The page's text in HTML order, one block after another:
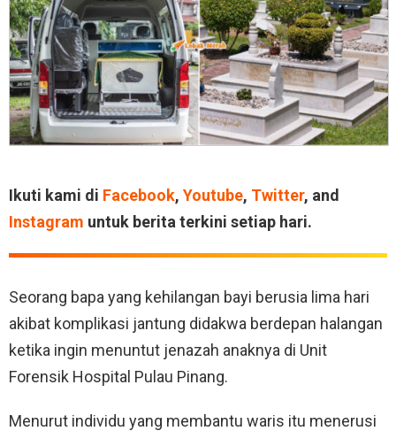
Ikuti kami di Facebook, Youtube, Twitter, and
Instagram untuk berita terkini setiap hari.
Seorang bapa yang kehilangan bayi berusia lima hari
akibat komplikasi jantung didakwa berdepan halangan
ketika ingin menuntut jenazah anaknya di Unit
Forensik Hospital Pulau Pinang.
Menurut individu yang membantu waris itu menerusi